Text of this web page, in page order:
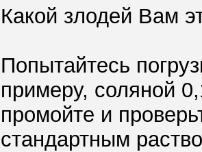
Какой злодей Вам
Попытайтесь
примеру, соляной
промойте и
стандартным